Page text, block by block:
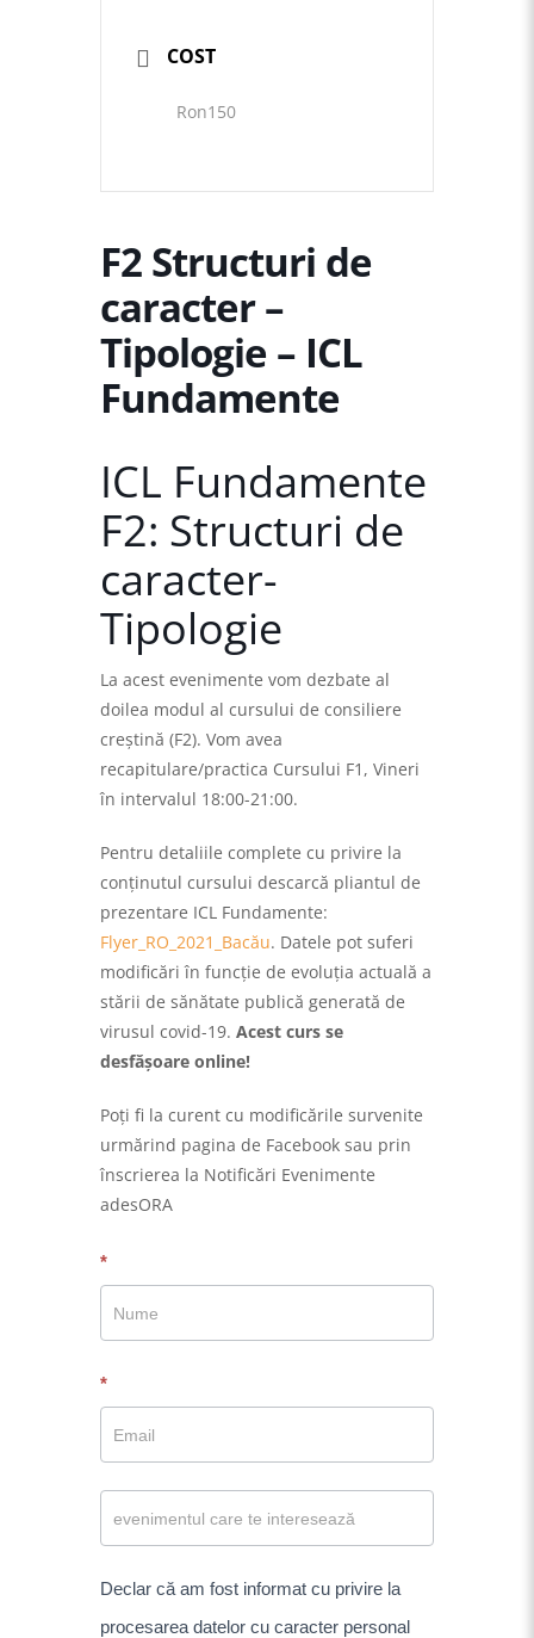
COST
Ron150
F2 Structuri de
caracter –
Tipologie – ICL
Fundamente
ICL Fundamente
F2: Structuri de
caracter-
Tipologie
La acest evenimente vom dezbate al
doilea modul al cursului de consiliere
creştină (F2). Vom avea
recapitulare/practica Cursului F1, Vineri
în intervalul 18:00-21:00.
Pentru detaliile complete cu privire la
conținutul cursului descarcă pliantul de
prezentare ICL Fundamente:
Flyer_RO_2021_Bacău. Datele pot suferi
modificări în funcţie de evoluţia actuală a
stării de sănătate publică generată de
virusul covid-19. Acest curs se
desfăşoare online!
Poţi fi la curent cu modificările survenite
urmărind pagina de Facebook sau prin
înscrierea la Notificări Evenimente
adesORA
Notificare
*
*
Declar că am fost informat cu privire la
procesarea datelor cu caracter personal